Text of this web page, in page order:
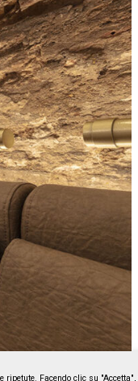
Facendo clic su